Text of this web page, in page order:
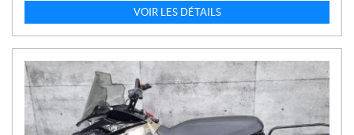
VOIR LES DÉTAILS